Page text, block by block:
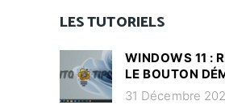
LES TUTORIELS
WINDOWS 11 :
LE BOUTON
31 Décembre